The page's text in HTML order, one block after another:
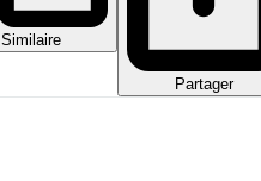
Similaire
Partager